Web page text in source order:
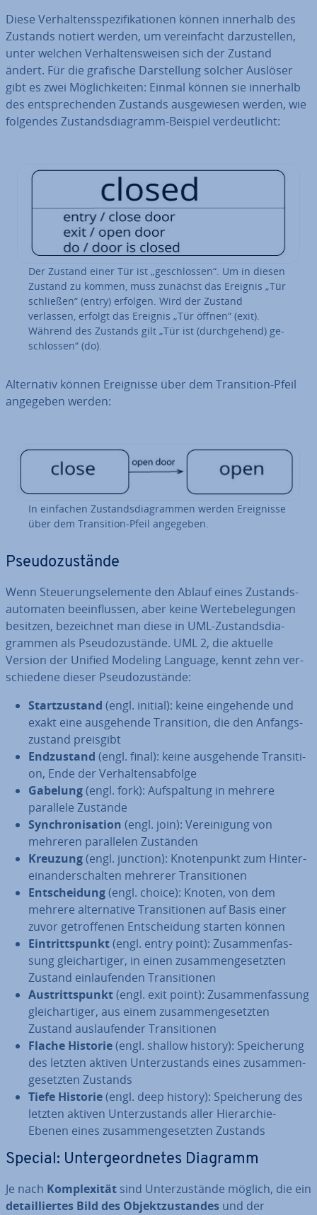
Diese Ver­hal­tens­spe­zi­fi­ka­tio­nen können innerhalb des
Zustands notiert werden, um ver­ein­facht dar­zu­stel­len,
unter welchen Ver­hal­tens­wei­sen sich der Zustand
ändert. Für die grafische Dar­stel­lung solcher Auslöser
gibt es zwei Mög­lich­kei­ten: Einmal können sie innerhalb
des ent­spre­chen­den Zustands aus­ge­wie­sen werden, wie
folgendes Zu­stands­dia­gramm-Beispiel ver­deut­licht:
Der Zustand einer Tür ist „ge­schlos­sen“. Um in diesen
Zustand zu kommen, muss zunächst das Ereignis „Tür
schließen“ (entry) erfolgen. Wird der Zustand
verlassen, erfolgt das Ereignis „Tür öffnen“ (exit).
Während des Zustands gilt „Tür ist (durch­ge­hend) ge­
schlos­sen“ (do).
Al­ter­na­tiv können Er­eig­nis­se über dem Tran­si­ti­on-Pfeil
angegeben werden:
In einfachen Zu­stands­dia­gram­men werden Er­eig­nis­se
über dem Tran­si­ti­on-Pfeil angegeben.
Pseu­do­zu­stän­de
Wenn Steue­rungs­ele­men­te den Ablauf eines Zu­stands­
au­to­ma­ten be­ein­flus­sen, aber keine Wer­te­be­le­gun­gen
besitzen, be­zeich­net man diese in UML-Zu­stands­dia­
gram­men als Pseu­do­zu­stän­de. UML 2, die aktuelle
Version der Unified Modeling Language, kennt zehn ver­
schie­de­ne dieser Pseu­do­zu­stän­de:
Start­zu­stand (engl. initial): keine ein­ge­hen­de und
exakt eine aus­ge­hen­de Tran­si­ti­on, die den An­fangs­
zu­stand preisgibt
End­zu­stand (engl. final): keine aus­ge­hen­de Tran­si­ti­
on, Ende der Ver­hal­tens­ab­fol­ge
Gabelung(engl. fork): Auf­spal­tung in mehrere
parallele Zustände
Syn­chro­ni­sa­ti­on (engl. join): Ver­ei­ni­gung von
mehreren par­al­le­len Zuständen
Kreuzung(engl. junction): Kno­ten­punkt zum Hin­ter­
ein­an­der­schal­ten mehrerer Tran­si­tio­nen
Ent­schei­dung(engl. choice): Knoten, von dem
mehrere al­ter­na­ti­ve Tran­si­tio­nen auf Basis einer
zuvor ge­trof­fe­nen Ent­schei­dung starten können
Ein­tritts­punkt(engl. entry point): Zu­sam­men­fas­
sung gleich­ar­ti­ger, in einen zu­sam­men­ge­setz­ten
Zustand ein­lau­fen­den Tran­si­tio­nen
Aus­tritts­punkt(engl. exit point): Zu­sam­men­fas­sung
gleich­ar­ti­ger, aus einem zu­sam­men­ge­setz­ten
Zustand aus­lau­fen­der Tran­si­tio­nen
Flache Historie(engl. shallow history): Spei­che­rung
des letzten aktiven Un­ter­zu­stands eines zu­sam­men­
ge­setz­ten Zustands
Tiefe Historie(engl. deep history): Spei­che­rung des
letzten aktiven Un­ter­zu­stands aller Hier­ar­chie-
Ebenen eines zu­sam­men­ge­setz­ten Zustands
Special: Un­ter­ge­ord­ne­tes Diagramm
Je nach Kom­ple­xi­tät sind Un­ter­zu­stän­de möglich, die ein
de­tail­lier­tes Bild des Ob­jekt­zu­stan­des und der